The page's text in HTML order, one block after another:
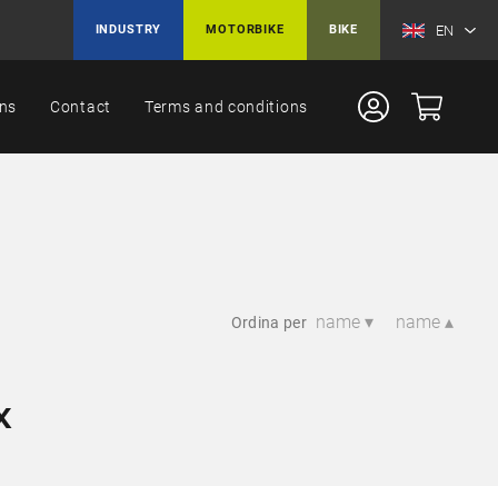
INDUSTRY MOTORBIKE BIKE EN
Contact Terms and conditions
Ordina per name ▾ name ▴